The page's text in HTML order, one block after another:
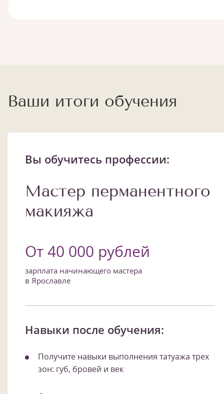
Ваши итоги обучения
Вы обучитесь профессии:
Мастер перманентного
макияжа
От 40 000 рублей
зарплата начинающего мастера
в Ярославле
Навыки после обучения:
Получите навыки выполнения татуажа трех
зон: губ, бровей и век